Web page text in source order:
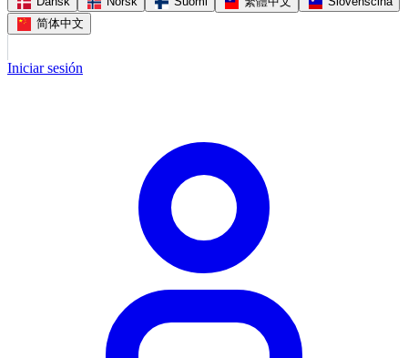
简体中文
Iniciar sesión